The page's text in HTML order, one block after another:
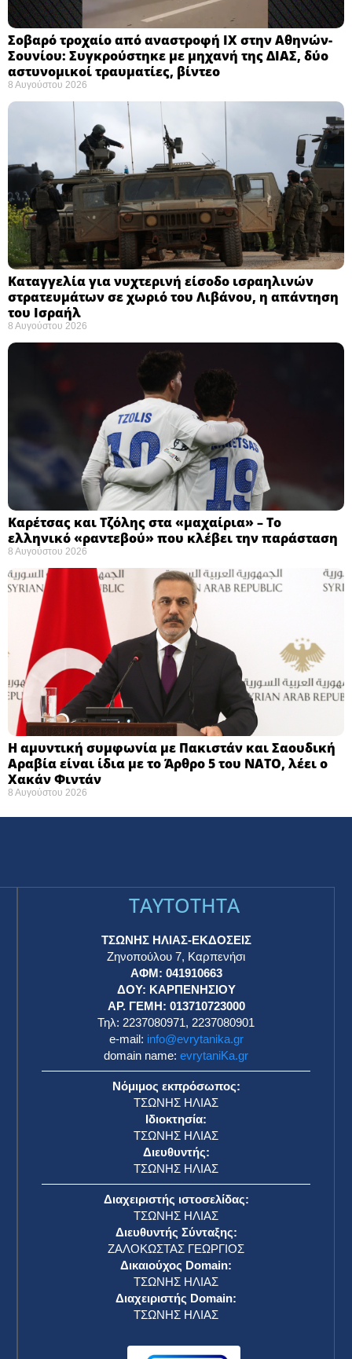
Σοβαρό τροχαίο από αναστροφή ΙΧ στην Αθηνών-
Σουνίου: Συγκρούστηκε με μηχανή της ΔΙΑΣ, δύο
αστυνομικοί τραυματίες, βίντεο
8 Αυγούστου 2026
Καταγγελία για νυχτερινή είσοδο ισραηλινών
στρατευμάτων σε χωριό του Λιβάνου, η απάντηση
του Ισραήλ
8 Αυγούστου 2026
Καρέτσας και Τζόλης στα «μαχαίρια» – Το
ελληνικό «ραντεβού» που κλέβει την παράσταση
8 Αυγούστου 2026
Η αμυντική συμφωνία με Πακιστάν και Σαουδική
Αραβία είναι ίδια με το Άρθρο 5 του ΝΑΤΟ, λέει ο
Χακάν Φιντάν
8 Αυγούστου 2026
TAYTOTHTA
ΤΣΩΝΗΣ ΗΛΙΑΣ-ΕΚΔΟΣΕΙΣ
Ζηνοπούλου 7, Καρπενήσι
ΑΦΜ: 041910663
ΔΟΥ: ΚΑΡΠΕΝΗΣΙΟΥ
ΑΡ. ΓΕΜΗ: 013710723000
Τηλ: 2237080971, 2237080901
e-mail: info@evrytanika.gr
domain name: evrytaniKa.gr
Νόμιμος εκπρόσωπος:
ΤΣΩΝΗΣ ΗΛΙΑΣ
Ιδιοκτησία:
ΤΣΩΝΗΣ ΗΛΙΑΣ
Διευθυντής:
ΤΣΩΝΗΣ ΗΛΙΑΣ
Διαχειριστής ιστοσελίδας:
ΤΣΩΝΗΣ ΗΛΙΑΣ
Διευθυντής Σύνταξης:
ΖΑΛΟΚΩΣΤΑΣ ΓΕΩΡΓΙΟΣ
Δικαιούχος Domain:
ΤΣΩΝΗΣ ΗΛΙΑΣ
Διαχειριστής Domain:
ΤΣΩΝΗΣ ΗΛΙΑΣ